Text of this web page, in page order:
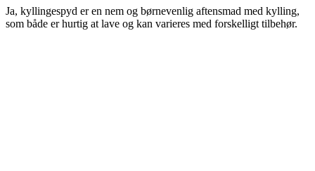
Ja, kyllingespyd er en nem og børnevenlig aftensmad med kylling,
som både er hurtig at lave og kan varieres med forskelligt tilbehør.